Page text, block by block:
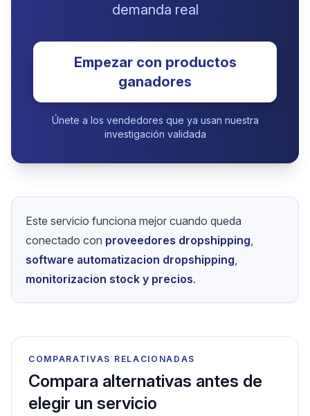
demanda real
Empezar con productos
ganadores
Únete a los vendedores que ya usan nuestra
investigación validada
Este servicio funciona mejor cuando queda
conectado con proveedores dropshipping,
software automatizacion dropshipping,
monitorizacion stock y precios.
COMPARATIVAS RELACIONADAS
Compara alternativas antes de
elegir un servicio